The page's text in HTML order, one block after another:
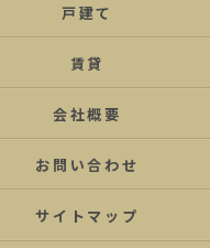
戸建て
賃貸
会社概要
お問い合わせ
サイトマップ